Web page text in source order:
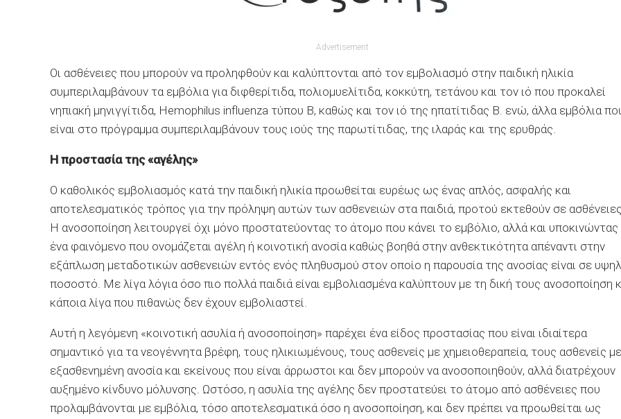
Advertisement
Οι ασθένειες που μπορούν να προληφθούν και καλύπτονται από τον εμβολιασμό στην παιδική ηλικία
συμπεριλαμβάνουν τα εμβόλια για διφθερίτιδα, πολιομυελίτιδα, κοκκύτη, τετάνου και τον ιό που προκαλεί
νηπιακή μηνιγγίτιδα, Hemophilus influenza τύπου Β, καθώς και τον ιό της ηπατίτιδας Β. ενώ, άλλα εμβόλια
είναι στο πρόγραμμα συμπεριλαμβάνουν τους ιούς της παρωτίτιδας, της ιλαράς και της ερυθράς.
Η προστασία της «αγέλης»
Ο καθολικός εμβολιασμός κατά την παιδική ηλικία προωθείται ευρέως ως ένας απλός, ασφαλής και
αποτελεσματικός τρόπος για την πρόληψη αυτών των ασθενειών στα παιδιά, προτού εκτεθούν σε
Η ανοσοποίηση λειτουργεί όχι μόνο προστατεύοντας το άτομο που κάνει το εμβόλιο, αλλά και υποκινώντας
ένα φαινόμενο που ονομάζεται αγέλη ή κοινοτική ανοσία καθώς βοηθά στην ανθεκτικότητα απέναντι στην
εξάπλωση μεταδοτικών ασθενειών εντός ενός πληθυσμού στον οποίο η παρουσία της ανοσίας είναι σε
ποσοστό. Με λίγα λόγια όσο πιο πολλά παιδιά είναι εμβολιασμένα καλύπτουν με τη δική τους ανοσοποίηση
κάποια λίγα που πιθανώς δεν έχουν εμβολιαστεί.
Αυτή η λεγόμενη «κοινοτική ασυλία ή ανοσοποίηση» παρέχει ένα είδος προστασίας που είναι ιδιαίτερα
σημαντικό για τα νεογέννητα βρέφη, τους ηλικιωμένους, τους ασθενείς με χημειοθεραπεία, τους ασθενείς με
εξασθενημένη ανοσία και εκείνους που είναι άρρωστοι και δεν μπορούν να ανοσοποιηθούν, αλλά διατρέχουν
αυξημένο κίνδυνο μόλυνσης. Ωστόσο, η ασυλία της αγέλης δεν προστατεύει το άτομο από ασθένειες που
προλαμβάνονται με εμβόλια, τόσο αποτελεσματικά όσο η ανοσοποίηση, και δεν πρέπει να προωθείται ως